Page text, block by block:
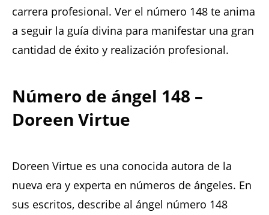
carrera profesional. Ver el número 148 te anima
a seguir la guía divina para manifestar una gran
cantidad de éxito y realización profesional.
Número de ángel 148 –
Doreen Virtue
Doreen Virtue es una conocida autora de la
nueva era y experta en números de ángeles. En
sus escritos, describe al ángel número 148